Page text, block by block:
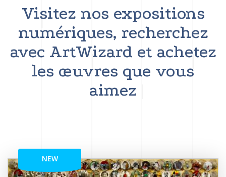
Visitez nos expositions
numériques, recherchez
avec ArtWizard et achetez
les œuvres que vous
aimez
NEW